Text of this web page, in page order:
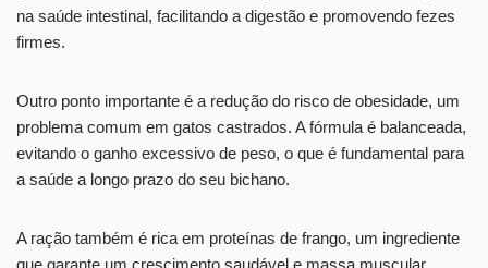
na saúde intestinal, facilitando a digestão e promovendo fezes
firmes.
Outro ponto importante é a redução do risco de obesidade, um
problema comum em gatos castrados. A fórmula é balanceada,
evitando o ganho excessivo de peso, o que é fundamental para
a saúde a longo prazo do seu bichano.
A ração também é rica em proteínas de frango, um ingrediente
que garante um crescimento saudável e massa muscular